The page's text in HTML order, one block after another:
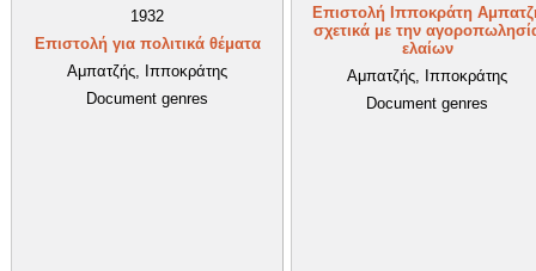
1932
Επιστολή για πολιτικά θέματα
Αμπατζής, Ιπποκράτης
Document genres
Επιστολή Ιπποκράτη
σχετικά με την
ελαίων
Αμπατζής, Ιπποκράτης
Document genres